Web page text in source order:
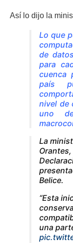
Así lo dijo la
Lo que
de
para
cuenca
país
nivel de
uno
La
Belice.
“Esta
una